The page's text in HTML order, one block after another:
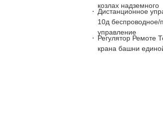
козлах надземного
Дистанционное
10д
управление
Регулятор Ремоте
крана башни